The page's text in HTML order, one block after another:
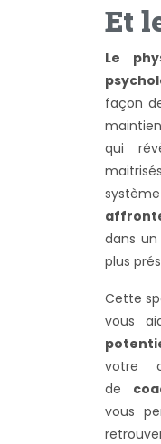
Et
Le
façon
qui
dans
plus
Cette
vous
votre
de
vous